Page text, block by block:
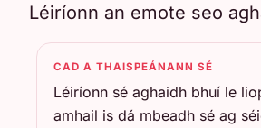
Léiríonn an emote seo
CAD A THAISPEÁNANN SÉ
Léiríonn sé aghaidh bhuí le
amhail is dá mbeadh sé ag